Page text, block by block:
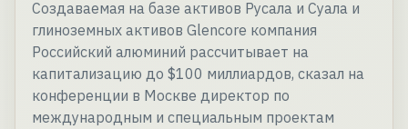
Создаваемая на базе активов Русала и Суала и
глиноземных активов Glencore компания
Российский алюминий рассчитывает на
капитализацию до $100 миллиардов, сказал на
конференции в Москве директор по
международным и специальным проектам